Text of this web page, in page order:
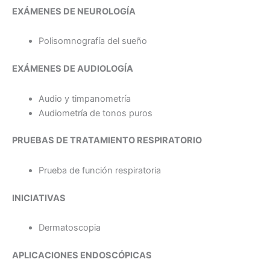
EXÁMENES DE NEUROLOGÍA
Polisomnografía del sueño
EXÁMENES DE AUDIOLOGÍA
Audio y timpanometría
Audiometría de tonos puros
PRUEBAS DE TRATAMIENTO RESPIRATORIO
Prueba de función respiratoria
INICIATIVAS
Dermatoscopia
APLICACIONES ENDOSCÓPICAS